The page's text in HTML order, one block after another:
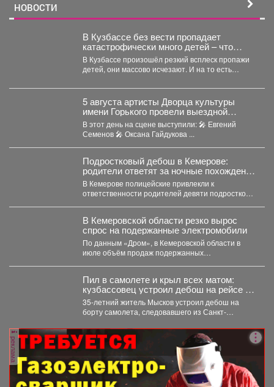
НОВОСТИ
В Кузбассе без вести пропадает
катастрофически много детей – что
происходит
В Кузбассе произошёл резкий всплеск пропажи
детей, они массово исчезают. И на то есть
5 августа артисты Дворца культуры
имени Горького провели выездной
концерт в реабилитационном центре
«Топаз».
В этот день на сцене выступили: 🎤 Евгений
Семенов 🎤 Оксана Гайдукова ...
Подростковый дебош в Кемерове:
родители ответят за ночные похождения
детей
В Кемерове полицейские привлекли к
ответственности родителей девяти подростков.
В Кемеровской области резко вырос
спрос на подержанные электромобили
По данным «Дром», в Кемеровской области в
июле объём продаж подержанных
Пил в самолете и крыл всех матом:
кузбассовец устроил дебош на рейсе из
Петербурга
35-летний житель Мысков устроил дебош на
борту самолета, следовавшего из Санкт-
реклама